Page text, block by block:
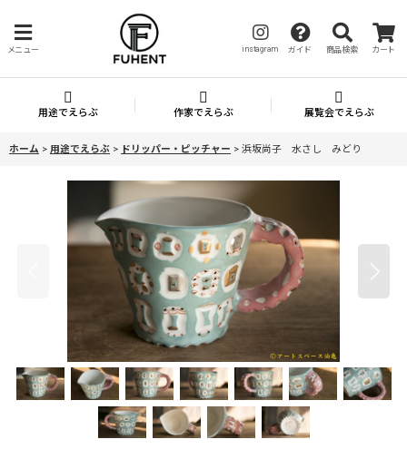
メニュー instagram ガイド 商品検索 カート
用途でえらぶ 作家でえらぶ 展覧会でえらぶ
ホーム > 用途でえらぶ > ドリッパー・ピッチャー > 浜坂尚子 水さし みどり